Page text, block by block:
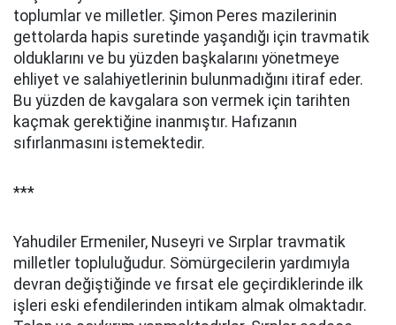
toplumlar ve milletler. Şimon Peres mazilerinin
gettolarda hapis suretinde yaşandığı için travmatik
olduklarını ve bu yüzden başkalarını yönetmeye
ehliyet ve salahiyetlerinin bulunmadığını itiraf eder.
Bu yüzden de kavgalara son vermek için tarihten
kaçmak gerektiğine inanmıştır. Hafızanın
sıfırlanmasını istemektedir.
***
Yahudiler Ermeniler, Nuseyri ve Sırplar travmatik
milletler topluluğudur. Sömürgecilerin yardımıyla
devran değiştiğinde ve fırsat ele geçirdiklerinde ilk
işleri eski efendilerinden intikam almak olmaktadır.